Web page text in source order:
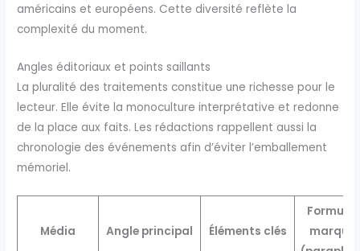
américains et européens. Cette diversité reflète la
complexité du moment.
Angles éditoriaux et points saillants
La pluralité des traitements constitue une richesse pour le
lecteur. Elle évite la monoculture interprétative et redonne
de la place aux faits. Les rédactions rappellent aussi la
chronologie des événements afin d’éviter l’emballement
mémoriel.
Média Angle principal Éléments clés